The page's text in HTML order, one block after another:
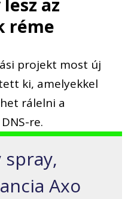
az
réme
projekt most új
ki, amelyekkel
rálelni a
re.
spray,
Axo